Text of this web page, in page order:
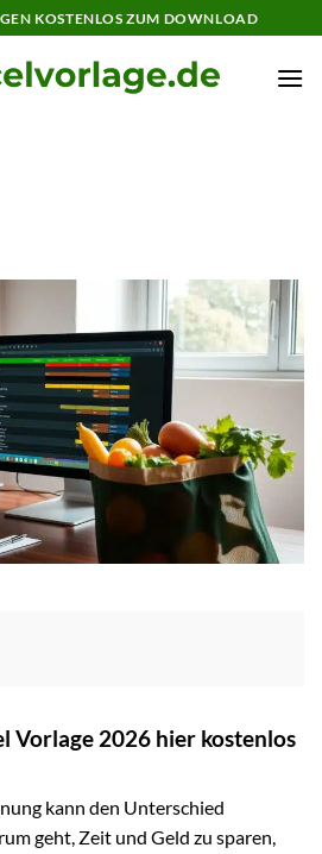
KOSTENLOS ZUM DOWNLOAD
Vorlage 2026 hier kostenlos
kann den Unterschied
geht, Zeit und Geld zu sparen,